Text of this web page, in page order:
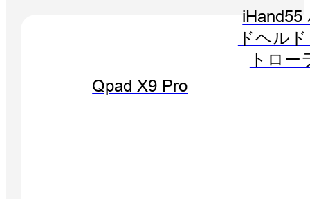
Qpad X9 Pro
iHand55
ドヘル
トロー